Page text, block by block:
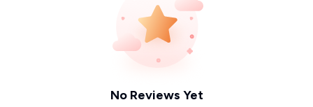
No Reviews Yet